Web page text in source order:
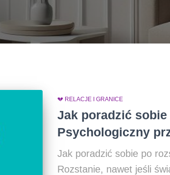
💔 RELACJE I GRANICE
Jak poradzić
Psychologiczny
Jak poradzić sobie po
Rozstanie, nawet jeśli